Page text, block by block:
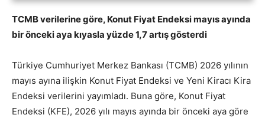
TCMB verilerine göre, Konut Fiyat Endeksi mayıs ayında
bir önceki aya kıyasla yüzde 1,7 artış gösterdi
Türkiye Cumhuriyet Merkez Bankası (TCMB) 2026 yılının
mayıs ayına ilişkin Konut Fiyat Endeksi ve Yeni Kiracı Kira
Endeksi verilerini yayımladı. Buna göre, Konut Fiyat
Endeksi (KFE), 2026 yılı mayıs ayında bir önceki aya göre